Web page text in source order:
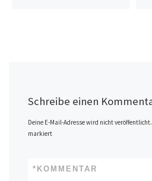
Schreibe einen
Deine E-Mail-Adresse wird nicht veröffentlicht.
markiert
KOMMENTAR
*